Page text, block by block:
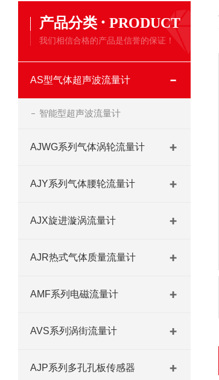
产品分类 · PRODUCT
我们相信合格的产品是信誉的保证！
AS型气体超声波流量计
智能型超声波流量计
AJWG系列气体涡轮流量计
AJY系列气体腰轮流量计
AJX旋进漩涡流量计
AJR热式气体质量流量计
AMF系列电磁流量计
AVS系列涡街流量计
AJP系列多孔孔板传感器